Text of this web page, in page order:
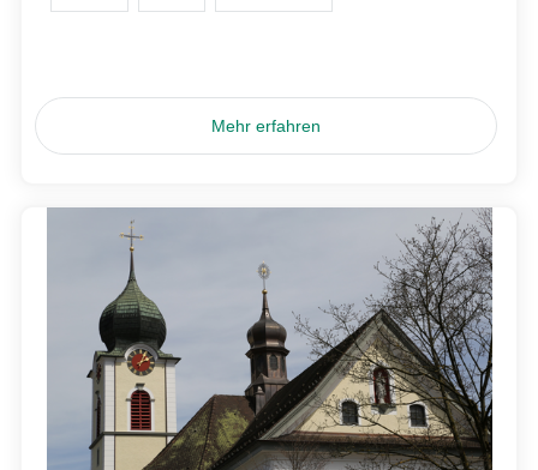
Mehr erfahren